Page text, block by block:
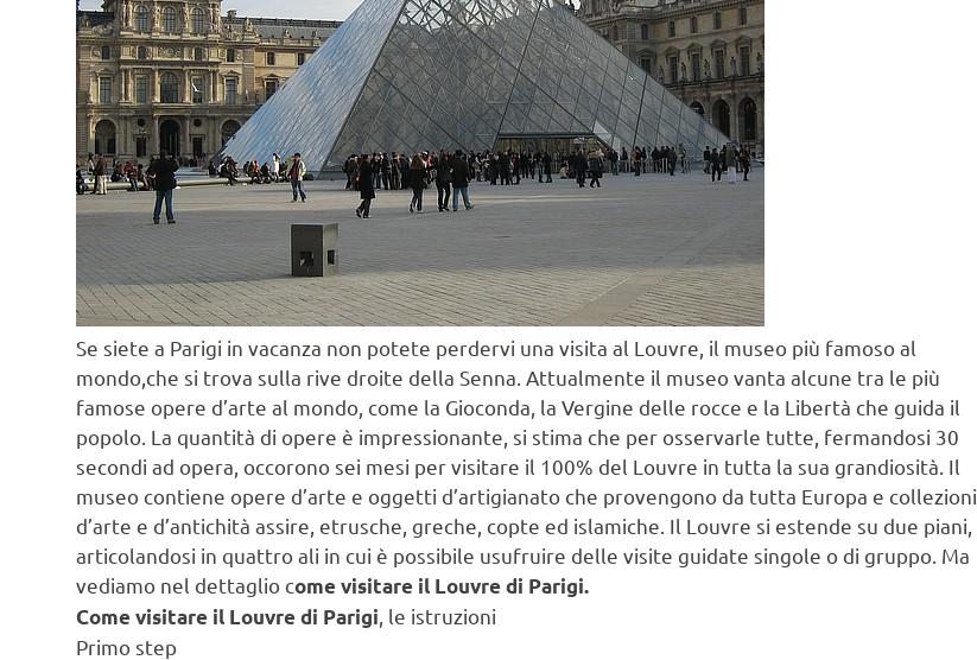
Se siete a Parigi in vacanza non potete perdervi una visita al Louvre, il museo più famoso al
mondo,che si trova sulla rive droite della Senna. Attualmente il museo vanta alcune tra le più
famose opere d’arte al mondo, come la Gioconda, la Vergine delle rocce e la Libertà che guida il
popolo. La quantità di opere è impressionante, si stima che per osservarle tutte, fermandosi 30
secondi ad opera, occorono sei mesi per visitare il 100% del Louvre in tutta la sua grandiosità. Il
museo contiene opere d’arte e oggetti d’artigianato che provengono da tutta Europa e collezioni
d’arte e d’antichità assire, etrusche, greche, copte ed islamiche. Il Louvre si estende su due piani,
articolandosi in quattro ali in cui è possibile usufruire delle visite guidate singole o di gruppo. Ma
vediamo nel dettaglio come visitare il Louvre di Parigi.
Come visitare il Louvre di Parigi , le istruzioni
Primo step